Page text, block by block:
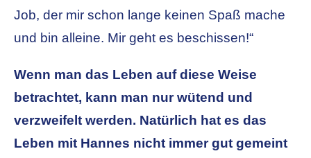
Job, der mir schon lange keinen Spaß mache
und bin alleine. Mir geht es beschissen!“
Wenn man das Leben auf diese Weise
betrachtet, kann man nur wütend und
verzweifelt werden. Natürlich hat es das
Leben mit Hannes nicht immer gut gemeint